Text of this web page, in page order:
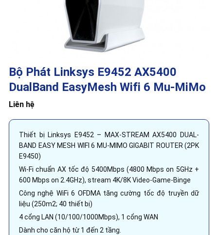
Bộ Phát Linksys E9452 AX5400
DualBand EasyMesh Wifi 6 Mu-MiMo
Liên hệ
Thiết bị Linksys E9452 – MAX-STREAM AX5400 DUAL-
BAND EASY MESH WIFI 6 MU-MIMO GIGABIT ROUTER (2PK
E9450)
Wi-Fi chuẩn AX tốc độ 5400Mbps (4800 Mbps on 5GHz +
600 Mbps on 2.4GHz), stream 4K/8K Video-Game-Binge
Công nghệ WiFi 6 OFDMA tăng cường tốc độ truyền dữ
liệu (250m2; 40 thiết bị)
4 cổng LAN (10/100/1000Mbps), 1 cổng WAN
Dành cho căn hộ từ 1 đến 2 tầng.